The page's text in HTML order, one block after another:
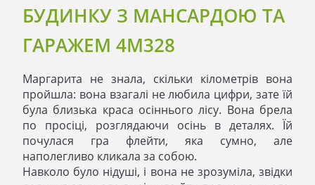
БУДИНКУ З МАНСАРДОЮ ТА
ГАРАЖЕМ 4M328
Маргарита не знала, скільки кілометрів вона
пройшла: вона взагалі не любила цифри, зате їй
була близька краса осіннього лісу. Вона брела
по просіці, розглядаючи осінь в деталях. Їй
почулася гра флейти, яка сумно, але
наполегливо кликала за собою.
Навколо було нідуші, і вона не зрозуміла, звідки